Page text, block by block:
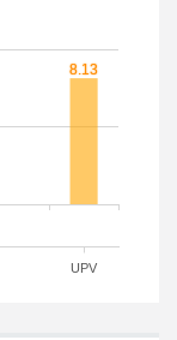
UPV